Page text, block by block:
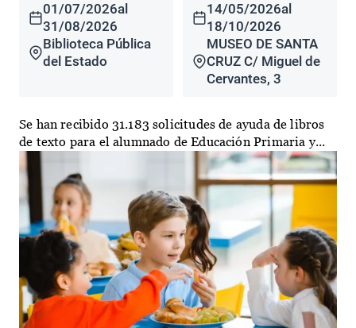
01/07/2026al
31/08/2026
Biblioteca Pública
del Estado
14/05/2026al
18/10/2026
MUSEO DE SANTA
CRUZ C/ Miguel de
Cervantes, 3
Se han recibido 31.183 solicitudes de ayuda de libros
de texto para el alumnado de Educación Primaria y...